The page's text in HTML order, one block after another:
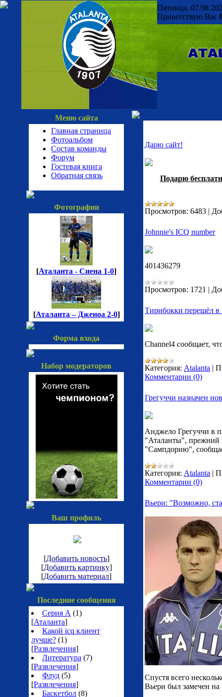
Пятница,
Приветствую Вас
Меню сайта
Главная страница
Фотоальбом
Состав команды
Форум
Гостевая книга
Обратная связь
Фотографии
[Аталанта - Сиена 1-0]
[Аталанта – Дженоа 2-0]
Форма входа
Набор модераторов
Ваш профиль
[Добавить новость]
[Добавить картинку]
[Добавить материал]
Последние сообщения
Серия А (1)
[Аталанта]
Какой icq клиент
лучше? (1)
[Развлечения]
Литература (7)
[Развлечения]
Флуд (5)
[Развлечения]
Баскетбол (8)
Дарю сайт!
Подарю
Просмотров: 6483 |
Johnnie's ICQ number
401436279
Просмотров: 1721 |
Тирибокки перешёл в
Channel4 сообщает,
Категория: Atalanta |
Комментарии (0)
Грегуччи назначен
Анджело Грегуччи в
"Аталанты", прежний
"Сампдорию",
Категория: Atalanta |
Комментарии (0)
Вьери: "Возможно,
Спустя всего
Вьери был замечен